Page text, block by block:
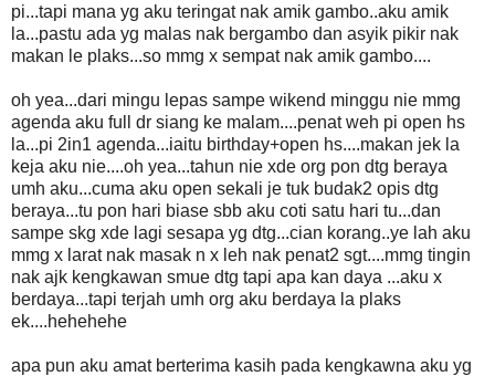
pi...tapi mana yg aku teringat nak amik gambo..aku amik
la...pastu ada yg malas nak bergambo dan asyik pikir nak
makan le plaks...so mmg x sempat nak amik gambo....
oh yea...dari mingu lepas sampe wikend minggu nie mmg
agenda aku full dr siang ke malam....penat weh pi open hs
la...pi 2in1 agenda...iaitu birthday+open hs....makan jek la
keja aku nie....oh yea...tahun nie xde org pon dtg beraya
umh aku...cuma aku open sekali je tuk budak2 opis dtg
beraya...tu pon hari biase sbb aku coti satu hari tu...dan
sampe skg xde lagi sesapa yg dtg...cian korang..ye lah aku
mmg x larat nak masak n x leh nak penat2 sgt....mmg tingin
nak ajk kengkawan smue dtg tapi apa kan daya ...aku x
berdaya...tapi terjah umh org aku berdaya la plaks
ek....hehehehe
apa pun aku amat berterima kasih pada kengkawna aku yg